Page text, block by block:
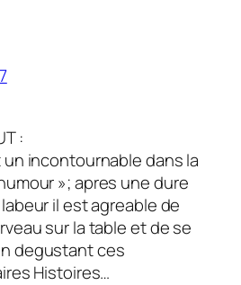
:
incontournable dans la
»; apres une dure
il est agreable de
sur la table et de se
degustant ces
Histoires…